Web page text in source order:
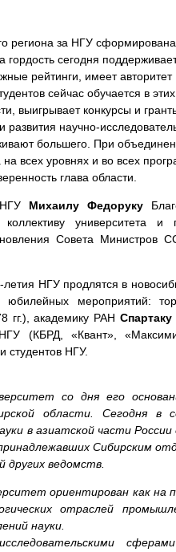
региона за НГУ
гордость сегодня
рейтинги, имеет
сейчас обучается в
выигрывает конкурсы и
научно-
большего. При
всех уровнях и во всех
глава области.
Михаилу Федоруку
коллективу университета
Совета Министров
НГУ продлятся в
мероприятий:
гг.), академику РАН
(КБРД, «Квант»,
студентов НГУ.
со дня его
области. Сегодня в
в азиатской части
Сибирским
других ведомств.
ориентирован как на
отраслей
науки.